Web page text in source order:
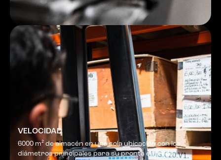
VELOCIDAD
6000 m² de almacén en una sola ubicación con los
diámetros principales para su pronta entrega